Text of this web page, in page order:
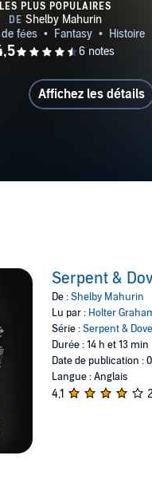
LES PLUS POPULAIRES
Affichez les détails
Serpent &
De :Shelby Mahurin
Lu par : Holter
Série :Serpent & Dove
Durée : 14 h et 13 min
Date de publication :
Langue : Anglais
4,1